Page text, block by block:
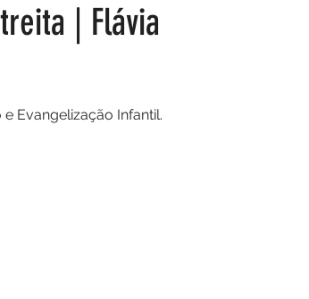
| Flávia
Evangelização Infantil.